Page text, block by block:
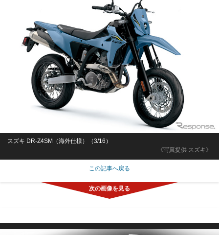
《写真提供 スズキ》
スズキ DR-Z4SM（海外仕様）（3/16）
この記事へ戻る